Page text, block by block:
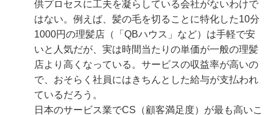
供プロセスに工夫を凝らしている会社がないわけで
はない。例えば、髪の毛を切ることに特化した10分
1000円の理髪店（「QBハウス」など）は手軽で安
いと人気だが、実は時間当たりの単価が一般の理髪
店より高くなっている。サービスの収益率が高いの
で、おそらく社員にはきちんとした給与が支払われ
ているだろう。
日本のサービス業でCS（顧客満足度）が最も高いこ